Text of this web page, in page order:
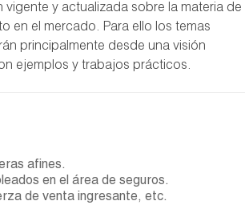
vigente y actualizada sobre la materia de
en el mercado. Para ello los temas
principalmente desde una visión
ejemplos y trabajos prácticos.
afines.
en el área de seguros.
de venta ingresante, etc.